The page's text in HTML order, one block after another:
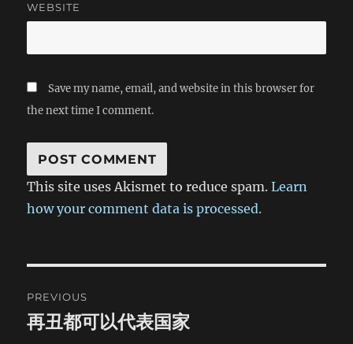
WEBSITE
Save my name, email, and website in this browser for
the next time I comment.
This site uses Akismet to reduce spam.Learn
how your comment data is processed.
navigation
PREVIOUS
Previous
再丑都可以代表国家